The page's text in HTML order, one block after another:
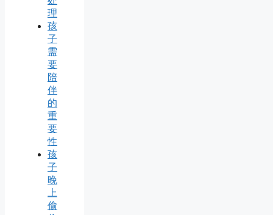
理
孩
子
需
要
陪
伴
的
重
要
性
孩
子
晚
上
偷